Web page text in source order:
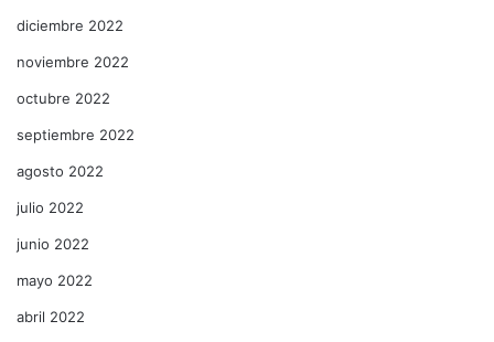
diciembre 2022
noviembre 2022
octubre 2022
septiembre 2022
agosto 2022
julio 2022
junio 2022
mayo 2022
abril 2022